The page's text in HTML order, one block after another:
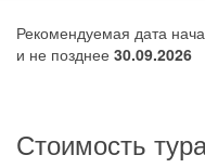
Рекомендуемая дата
и не позднее 30.09.2026
Стоимость